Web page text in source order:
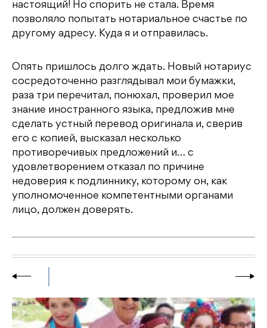
настоящий! Но спорить не стала. Время
позволяло попытать нотариальное счастье по
другому адресу. Куда я и отправилась.
Опять пришлось долго ждать. Новый нотариус
сосредоточенно разглядывал мои бумажки,
раза три перечитал, понюхал, проверил мое
знание иностранного языка, предложив мне
сделать устный перевод оригинала и, сверив
его с копией, высказал несколько
противоречивых предложений и… с
удовлетворением отказал по причине
недоверия к подлиннику, которому он, как
уполномоченное компетентными органами
лицо, должен доверять.